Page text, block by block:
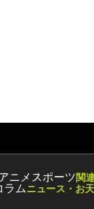
ニメスポーツ関
ラムニュース・お